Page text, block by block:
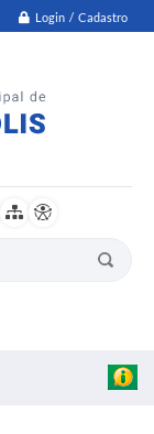
Login / Cadastro